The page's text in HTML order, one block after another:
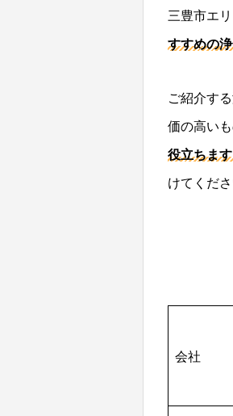
三豊市エ
すすめの
ご紹介す
価の高いも
役立ちま
けてくださ
会社